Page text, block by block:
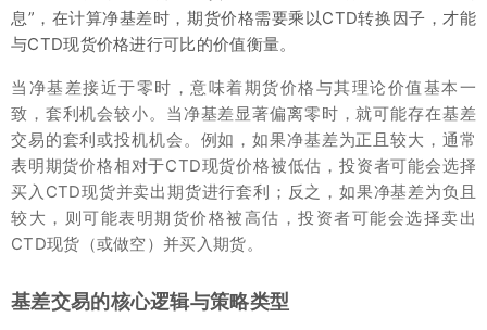
息”，在计算净基差时，期货价格需要乘以CTD转换因子，才能
与CTD现货价格进行可比的价值衡量。
当净基差接近于零时，意味着期货价格与其理论价值基本一
致，套利机会较小。当净基差显著偏离零时，就可能存在基差
交易的套利或投机机会。例如，如果净基差为正且较大，通常
表明期货价格相对于CTD现货价格被低估，投资者可能会选择
买入CTD现货并卖出期货进行套利；反之，如果净基差为负且
较大，则可能表明期货价格被高估，投资者可能会选择卖出
CTD现货（或做空）并买入期货。
基差交易的核心逻辑与策略类型